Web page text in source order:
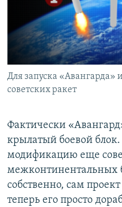
Для запуска
советских ракет
Фактически
крылатый боевой блок.
модификацию еще
межконтинентальных
собственно, сам
теперь его просто